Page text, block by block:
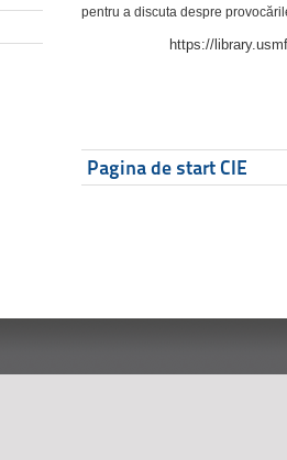
pentru a discuta despre
https://
Pagina de start CIE